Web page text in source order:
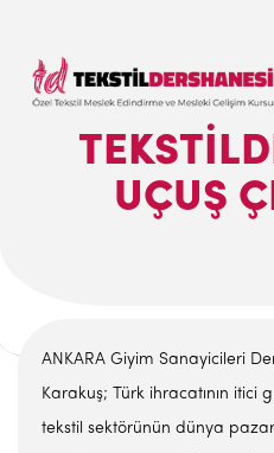
UÇUŞ
ANKARA Giyim Sanayicileri
Karakuş; Türk ihracatının itici
tekstil sektörünün dünya